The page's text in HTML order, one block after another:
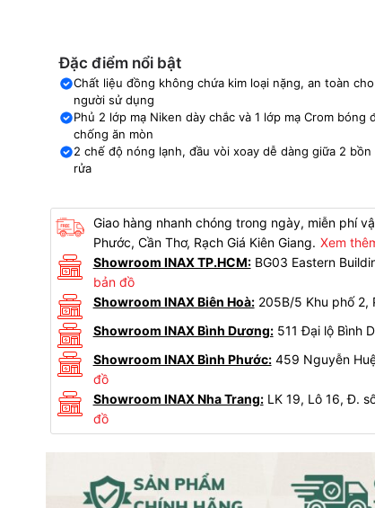
Đặc điểm nổi bật
Chất liệu đồng không chứa kim loại nặng, an toàn cho
người sử dụng
Phủ 2 lớp mạ Niken dày chắc và 1 lớp mạ Crom bóng
chống ăn mòn
2 chế độ nóng lạnh, đầu vòi xoay dễ dàng giữa 2 bồn
rửa
Giao hàng nhanh chóng trong ngày, miễn phí
Phước, Cần Thơ, Rạch Giá Kiên Giang. Xem
Showroom INAX TP.HCM:BG03 Eastern
bản đồ
Showroom INAX Biên Hoà:205B/5 Khu phố 2,
Showroom INAX Bình Dương:511 Đại lộ Bình
Showroom INAX Bình Phước:459 Nguyễn
đồ
Showroom INAX Nha Trang:LK 19, Lô 16, Đ.
đồ